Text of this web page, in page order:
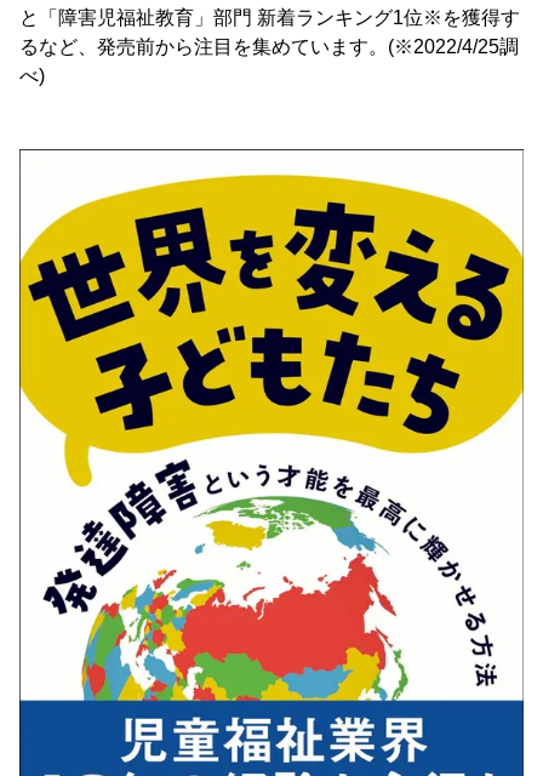
と「障害児福祉教育」部門 新着ランキング1位※を獲得す
るなど、発売前から注目を集めています。(※2022/4/25調
べ)